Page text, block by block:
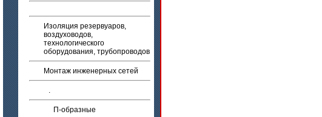
Изоляция резервуаров,
воздуховодов,
технологического
оборудования, трубопроводов
Монтаж инженерных сетей
.
П-образные